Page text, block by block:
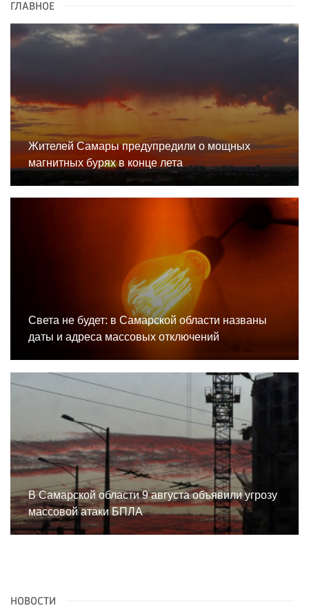
ГЛАВНОЕ
Жителей Самары предупредили о мощных
магнитных бурях в конце лета
Света не будет: в Самарской области названы
даты и адреса массовых отключений
В Самарской области 9 августа объявили угрозу
массовой атаки БПЛА
НОВОСТИ